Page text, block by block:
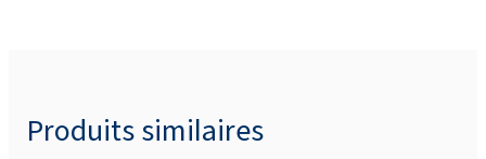
Produits similaires